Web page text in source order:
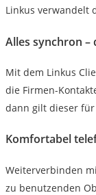
Linkus verwandelt
Alles synchron –
Mit dem Linkus
die Firmen-
dann gilt dieser für
Komfortabel
Weiterverbinden
zu benutzenden